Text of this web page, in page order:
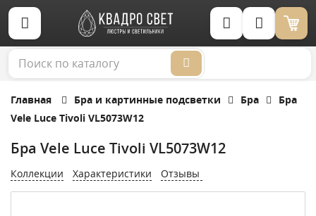
Корзина (0)
Главная Бра и картинные подсветки Бра
Бра
Vele Luce Tivoli VL5073W12
Бра Vele Luce Tivoli VL5073W12
Коллекции Характеристики Отзывы